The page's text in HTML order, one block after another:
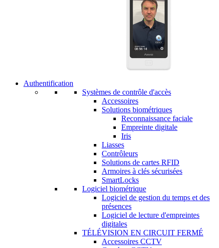
Authentification
Systèmes de contrôle d'accès
Accessoires
Solutions biométriques
Reconnaissance faciale
Empreinte digitale
Iris
Liasses
Contrôleurs
Solutions de cartes RFID
Armoires à clés sécurisées
SmartLocks
Logiciel biométrique
Logiciel de gestion du temps et des
présences
Logiciel de lecture d'empreintes
digitales
TÉLÉVISION EN CIRCUIT FERMÉ
Accessoires CCTV